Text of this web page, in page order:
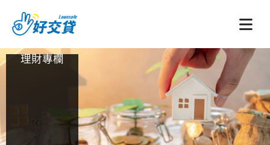
要
內
理財專欄